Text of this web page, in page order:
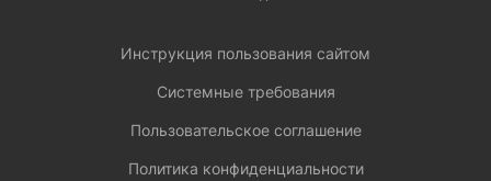
Инструкция пользования сайтом
Системные требования
Пользовательское соглашение
Политика конфиденциальности